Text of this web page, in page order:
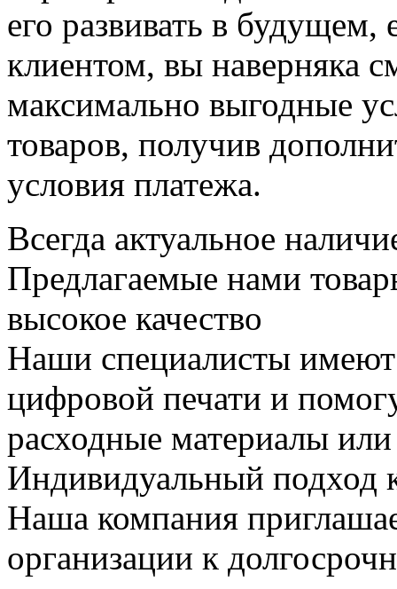
его развивать в
клиентом, вы наверняка
максимально выгодные
товаров, получив
условия платежа.
Всегда актуальное
Предлагаемые нами
высокое качество
Наши специалисты
цифровой печати и
расходные материалы
Индивидуальный подход
Наша компания
организации к